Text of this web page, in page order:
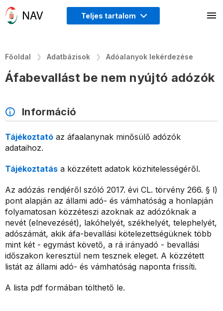
Teljes tartalom
Főoldal Adatbázisok Adóalanyok lekérdezése
Áfabevallást be nem nyújtó adózók
Információ
Tájékoztató az áfaalanynak minősülő adózók
adataihoz.
Tájékoztatás a közzétett adatok közhitelességéről.
Az adózás rendjéről szóló 2017. évi CL. törvény 266. § l)
pont alapján az állami adó- és vámhatóság a honlapján
folyamatosan közzéteszi azoknak az adózóknak a
nevét (elnevezését), lakóhelyét, székhelyét, telephelyét,
adószámát, akik áfa-bevallási kötelezettségüknek több
mint két - egymást követő, a rá irányadó - bevallási
időszakon keresztül nem tesznek eleget. A közzétett
listát az állami adó- és vámhatóság naponta frissíti.
A lista pdf formában tölthető le.